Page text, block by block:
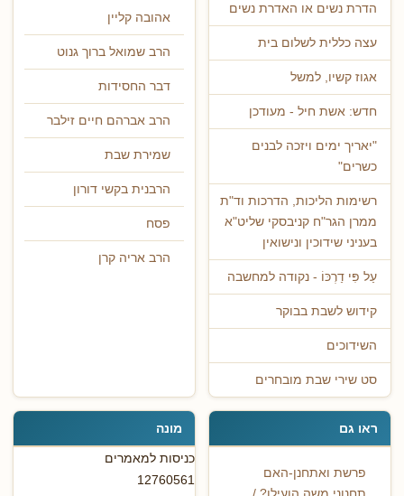
הדרת נשים או האדרת נשים
עצה כללית לשלום בית
אגוז קשיו, למשל
חדש: אשת חיל - מעודכן
"יאריך ימים ויזכה לבנים
כשרים"
רשימות הליכות, הדרכות וד"ת
ממרן הגר"ח קניבסקי שליט"א
בעניני שידוכין ונישואין
עַל פִּי דַרְכּוֹ - נקודה למחשבה
קידוש לשבת בבוקר
השידוכים
סט שירי שבת מובחרים
אהובה קליין
הרב שמואל ברוך גנוט
דבר החסידות
הרב אברהם חיים זילבר
שמירת שבת
הרבנית בקשי דורון
פסח
הרב אריה קרן
ראו גם
פרשת ואתחנן-האם
מונה
כניסות למאמרים
12760561